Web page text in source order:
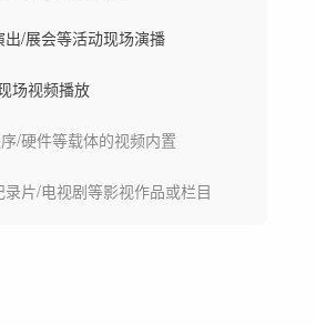
/展会等活动现场演播
场视频播放
/硬件等载体的视频内置
录片/电视剧等影视作品或栏目